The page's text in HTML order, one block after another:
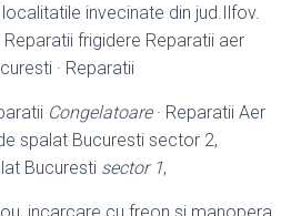
invecinate din jud.Ilfov.
Reparatii frigidere Reparatii aer
· Reparatii
Congelatoare· Reparatii Aer
spalat Bucuresti sector 2,
Bucuresti sector 1,